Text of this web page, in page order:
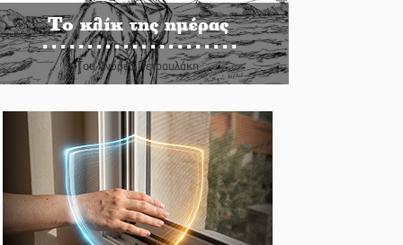
Το κλίκ της ημέρας
Του Ανδρέα Πετρουλάκη